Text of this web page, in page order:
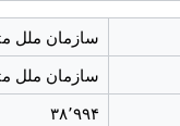
سازمان ملل
سازمان ملل
۳۸٬۹۹۴